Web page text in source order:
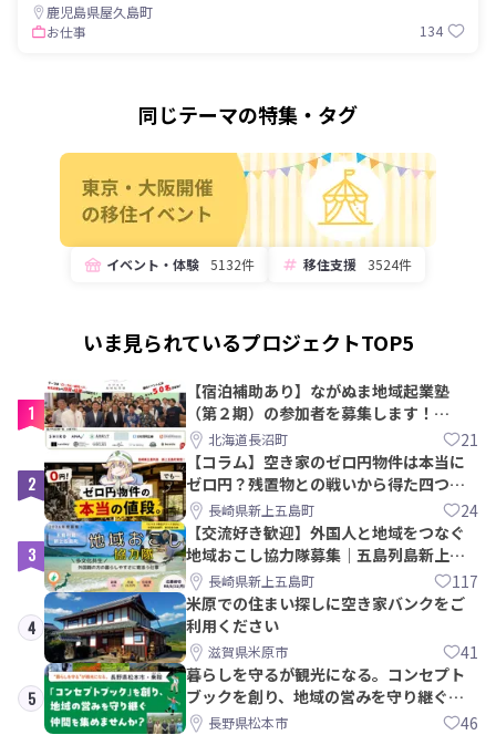
鹿児島県屋久島町
お仕事
134
同じテーマの特集・タグ
イベント・体験 5132件 移住支援 3524件
いま見られているプロジェクトTOP5
1
【宿泊補助あり】ながぬま地域起業塾
（第２期）の参加者を募集します！
【8/21〆】
北海道長沼町 21
2
【コラム】空き家のゼロ円物件は本当に
ゼロ円？残置物との戦いから得た四つの
教訓｜新上五島町
長崎県新上五島町 24
3
【交流好き歓迎】外国人と地域をつなぐ
地域おこし協力隊募集｜五島列島新上五
島町長崎県新上五島町 117
4
米原での住まい探しに空き家バンクをご
利用ください
滋賀県米原市 41
5
暮らしを守るが観光になる。コンセプト
ブックを創り、地域の営みを守り継ぐ仲
間を集めませんか？
長野県松本市 46